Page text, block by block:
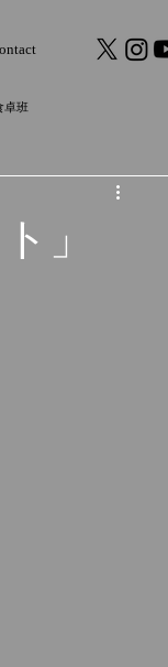
卓班
」